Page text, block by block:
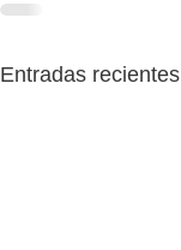
Entradas recientes